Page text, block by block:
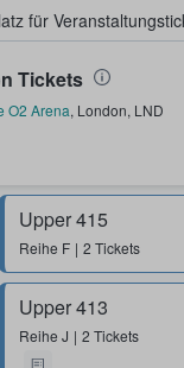
für
Tickets
Tickets
O2 Arena, London, LND
Upper 415
Reihe F 2 Tickets
Upper 413
Reihe J 2 Tickets